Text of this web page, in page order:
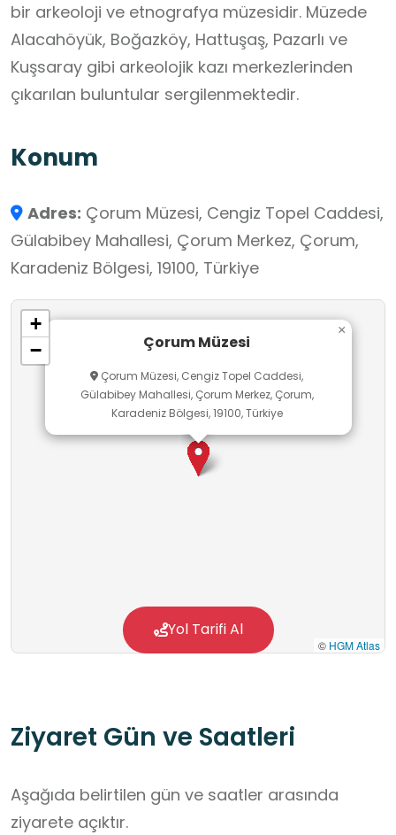
bir arkeoloji ve etnografya müzesidir. Müzede
Alacahöyük, Boğazköy, Hattuşaş, Pazarlı ve
Kuşsaray gibi arkeolojik kazı merkezlerinden
çıkarılan buluntular sergilenmektedir.
Konum
Adres: Çorum Müzesi, Cengiz Topel Caddesi,
Gülabibey Mahallesi, Çorum Merkez, Çorum,
Karadeniz Bölgesi, 19100, Türkiye
Çorum Müzesi
Çorum Müzesi, Cengiz Topel Caddesi,
Gülabibey Mahallesi, Çorum Merkez, Çorum,
Karadeniz Bölgesi, 19100, Türkiye
×
+
−
© HGM Atlas
Yol Tarifi Al
Ziyaret Gün ve Saatleri
Aşağıda belirtilen gün ve saatler arasında
ziyarete açıktır.